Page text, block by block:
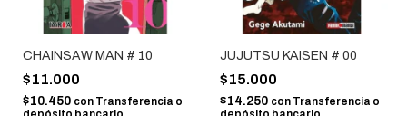
CHAINSAW MAN # 10
$11.000
$10.450 con Transferencia o
JUJUTSU KAISEN # 00
$15.000
$14.250 con Transferencia o